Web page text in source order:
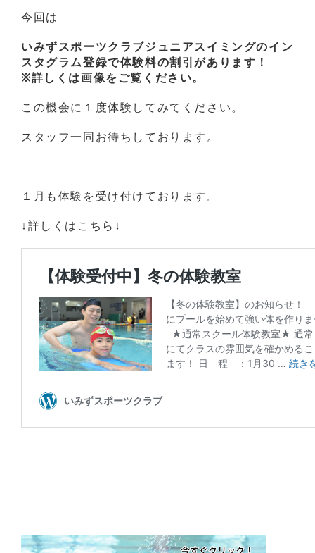
今回は
いみずスポーツクラブジュニアスイミングのイン
スタグラム登録で体験料の割引があります！
※詳しくは画像をご覧ください。
この機会に１度体験してみてください。
スタッフ一同お待ちしております。
１月も体験を受け付けております。
↓詳しくはこちら↓